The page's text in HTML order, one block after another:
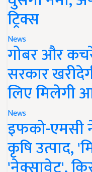
ट्रिक्स
News
गोबर और
सरकार
लिए मिलेगी
News
इफको-एमसी
कृषि उत्पाद,